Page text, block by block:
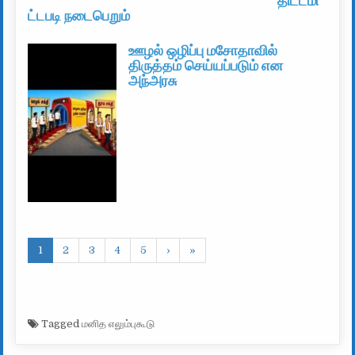
ட்டபடி நடைபெறும்
ஊழல் ஒழிப்பு மசோதாவில்
திருத்தம் செய்யப்படும் என
அந்அரசு
1 2 3 4 5 › »
Taggedமனித எலும்புகூடு